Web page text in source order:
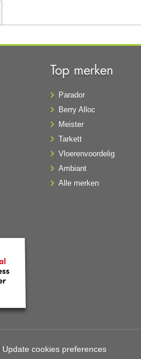
Top merken
Parador
Berry Alloc
Meister
Tarkett
Vloerenvoordelig
Ambiant
Alle merken
Update cookies preferences